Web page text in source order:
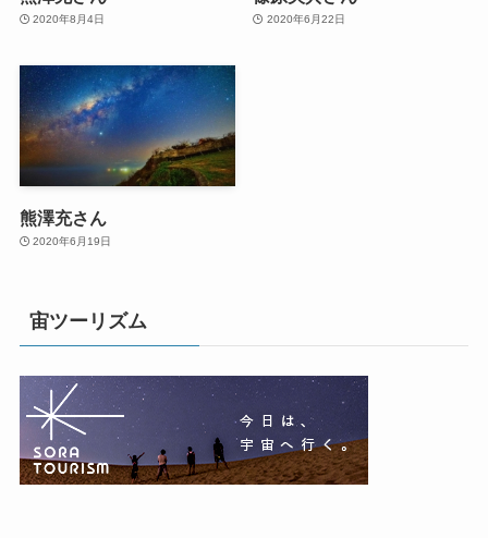
2020年8月4日 2020年6月22日
熊澤充さん
2020年6月19日
宙ツーリズム